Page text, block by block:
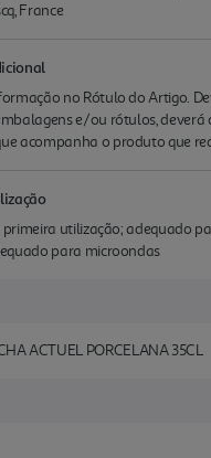
France
no Rótulo do Artigo.
e/ou rótulos, deverá
acompanha o produto que
utilização; adequado
para microondas
ACTUEL PORCELANA 35CL